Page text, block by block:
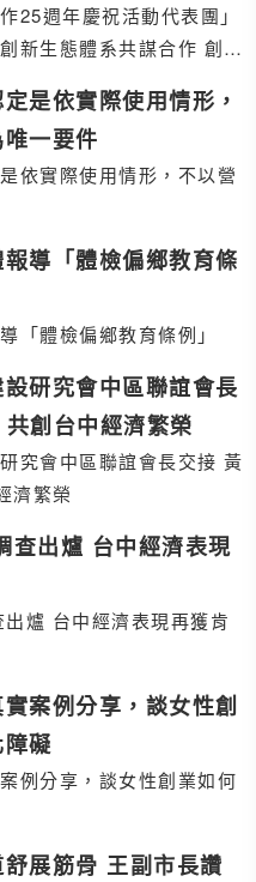
25週年慶祝活動代表團」
新生態體系共謀合作 創造
是依實際使用情形，
一要件
依實際使用情形，不以營
導「體檢偏鄉教育條
「體檢偏鄉教育條例」
研究會中區聯誼會長
創台中經濟繁榮
究會中區聯誼會長交接 黃
濟繁榮
查出爐 台中經濟表現
爐 台中經濟表現再獲肯
案例分享，談女性創
礙
例分享，談女性創業如何
展筋骨 王副市長讚